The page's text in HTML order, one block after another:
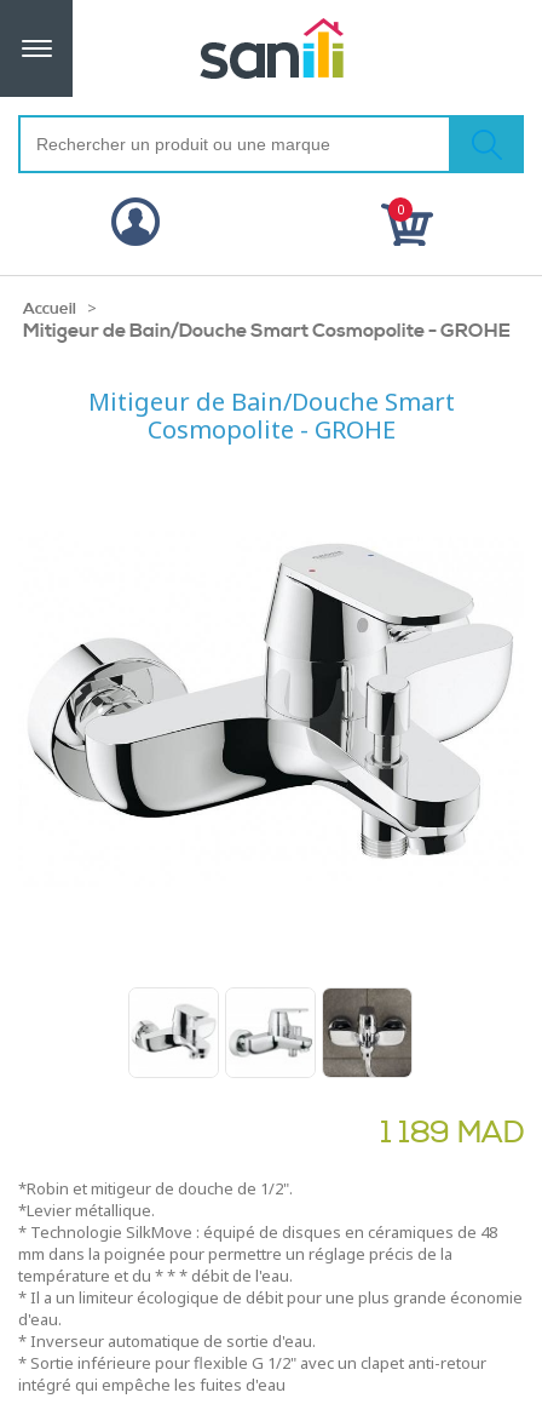
0
Accueil >
Mitigeur de Bain/Douche Smart Cosmopolite - GROHE
Mitigeur de Bain/Douche Smart
Cosmopolite - GROHE
1 189 MAD
*Robin et mitigeur de douche de 1/2".
*Levier métallique.
* Technologie SilkMove : équipé de disques en céramiques de 48
mm dans la poignée pour permettre un réglage précis de la
température et du * * * débit de l'eau.
* Il a un limiteur écologique de débit pour une plus grande économie
d'eau.
* Inverseur automatique de sortie d'eau.
* Sortie inférieure pour flexible G 1/2" avec un clapet anti-retour
intégré qui empêche les fuites d'eau